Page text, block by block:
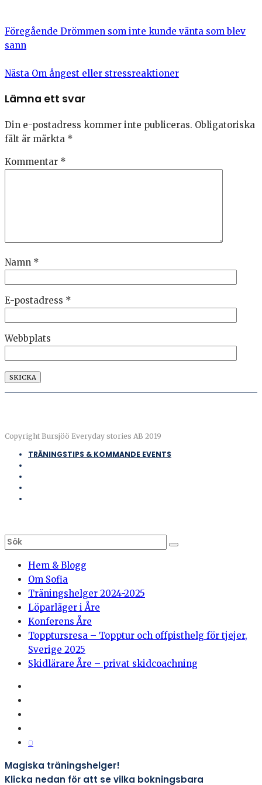
Föregående Drömmen som inte kunde vänta som blev
sann
Nästa Om ångest eller stressreaktioner
Lämna ett svar
Din e-postadress kommer inte publiceras. Obligatoriska
fält är märkta *
Kommentar *
Namn *
E-postadress *
Webbplats
Copyright Bursjöö Everyday stories AB 2019
TRÄNINGSTIPS & KOMMANDE EVENTS
Hem & Blogg
Om Sofia
Träningshelger 2024-2025
Löparläger i Åre
Konferens Åre
Topptursresa – Topptur och offpisthelg för tjejer,
Sverige 2025
Skidlärare Åre – privat skidcoachning
0
Magiska träningshelger!
Klicka nedan för att se vilka bokningsbara